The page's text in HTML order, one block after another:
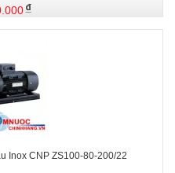
Inox CNP ZS100-80-200/22